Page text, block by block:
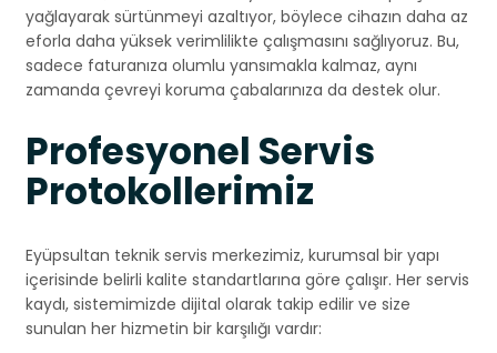
yağlayarak sürtünmeyi azaltıyor, böylece cihazın daha az
eforla daha yüksek verimlilikte çalışmasını sağlıyoruz. Bu,
sadece faturanıza olumlu yansımakla kalmaz, aynı
zamanda çevreyi koruma çabalarınıza da destek olur.
Profesyonel Servis
Protokollerimiz
Eyüpsultan teknik servis merkezimiz, kurumsal bir yapı
içerisinde belirli kalite standartlarına göre çalışır. Her servis
kaydı, sistemimizde dijital olarak takip edilir ve size
sunulan her hizmetin bir karşılığı vardır: